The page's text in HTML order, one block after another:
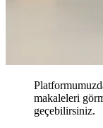
makaleleri
geçebilirsiniz.